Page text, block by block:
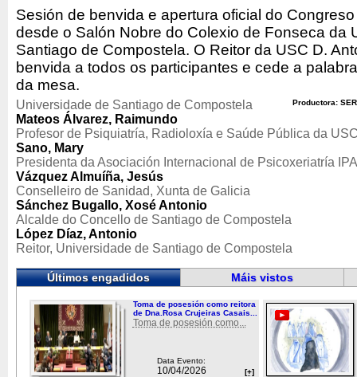
Sesión de benvida e apertura oficial do
desde o Salón Nobre do Colexio de Fonseca da
Santiago de Compostela. O Reitor da USC D.
benvida a todos os participantes e cede a
da mesa.
Productora:
Universidade de Santiago de Compostela
Mateos Álvarez, Raimundo
Profesor de Psiquiatría, Radioloxía e Saúde Pública da
Sano, Mary
Presidenta da Asociación Internacional de Psicoxeriatría
Vázquez Almuíña, Jesús
Conselleiro de Sanidad, Xunta de Galicia
Sánchez Bugallo, Xosé Antonio
Alcalde do Concello de Santiago de Compostela
López Díaz, Antonio
Reitor, Universidade de Santiago de Compostela
Últimos engadidos Máis vistos
Toma de posesión como reitora
de Dna.Rosa Crujeiras Casais...
Toma de posesión como...
Data Evento:
10/04/2026 [+]